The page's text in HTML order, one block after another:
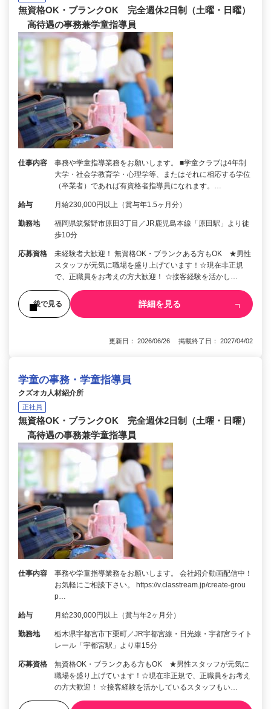
無資格OK・ブランクOK 完全週休2日制（土曜・日曜）
高待遇の事務兼学童指導員
仕事内容
事務や学童指導業務をお願いします。 ■学童クラブは4年制
大学・社会学教育学・心理学等、またはそれに相応する学位
（卒業者）であれば有資格者指導員になれます。…
給与 月給230,000円以上（賞与年1.5ヶ月分）
勤務地
福岡県筑紫野市原田3丁目／JR鹿児島本線「原田駅」より徒
歩10分
応募資格
未経験者大歓迎！ 無資格OK・ブランクある方もOK ★男性
スタッフが元気に職場を盛り上げています！☆現在非正規
で、正職員をお考えの方大歓迎！ ☆接客経験を活かし…
後で見る 詳細を見る
更新日： 2026/06/26 掲載終了日： 2027/04/02
学童の事務・学童指導員
クズオカ人材紹介所
正社員
無資格OK・ブランクOK 完全週休2日制（土曜・日曜）
高待遇の事務兼学童指導員
仕事内容
事務や学童指導業務をお願いします。 会社紹介動画配信中！
お気軽にご相談下さい。 https://v.classtream.jp/create-grou
p…
給与 月給230,000円以上（賞与年2ヶ月分）
勤務地
栃木県宇都宮市下栗町／JR宇都宮線・日光線・宇都宮ライト
レール「宇都宮駅」より車15分
応募資格
無資格OK・ブランクある方もOK ★男性スタッフが元気に
職場を盛り上げています！☆現在非正規で、正職員をお考え
の方大歓迎！ ☆接客経験を活かしているスタッフもい…